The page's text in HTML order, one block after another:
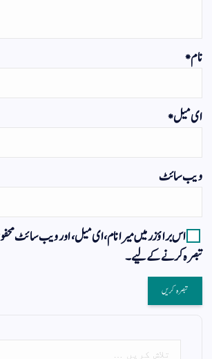
نام*
ای میل*
ویب‌ سائٹ
اس براؤزر میں میرا نام، ای میل، اور ویب سائٹ
تبصرہ کرنے کےلیے۔